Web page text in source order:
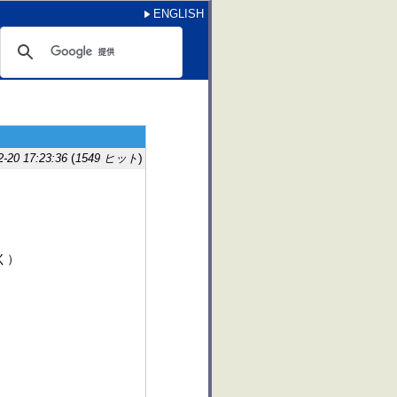
ENGLISH
20 17:23:36 (1549 ヒット)